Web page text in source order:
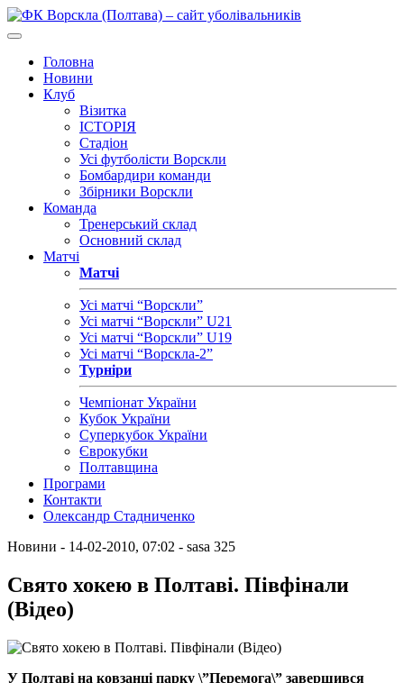
Головна
Новини
Клуб
Візитка
ІСТОРІЯ
Стадіон
Усі футболісти Ворскли
Бомбардири команди
Збірники Ворскли
Команда
Тренерський склад
Основний склад
Матчі
Матчі
Усі матчі “Ворскли”
Усі матчі “Ворскли” U21
Усі матчі “Ворскли” U19
Усі матчі “Ворскла-2”
Турніри
Чемпіонат України
Кубок України
Суперкубок України
Єврокубки
Полтавщина
Програми
Контакти
Олександр Стадниченко
Новини - 14-02-2010, 07:02 - sasa 325
Свято хокею в Полтаві. Півфінали
(Відео)
У Полтаві на ковзанці парку \”Перемога\” завершився